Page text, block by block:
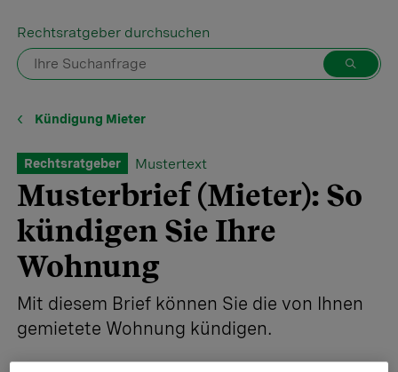
Rechtsratgeber durchsuchen
Kündigung Mieter
Rechtsratgeber Mustertext
Musterbrief (Mieter): So
kündigen Sie Ihre
Wohnung
Mit diesem Brief können Sie die von Ihnen
gemietete Wohnung kündigen.